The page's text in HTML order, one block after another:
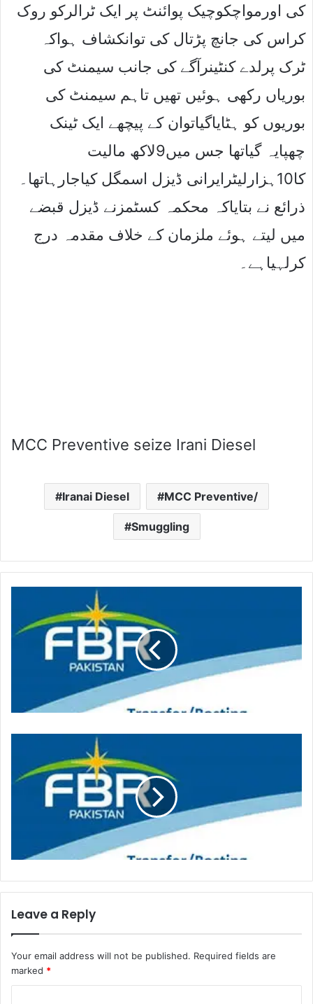
کی اورمواچکوچیک پوائنٹ پر ایک ٹرالرکو روک
کراس کی جانچ پڑتال کی توانکشاف ہواکہ
ٹرک پرلدے کنٹینرآگے کی جانب سیمنٹ کی
بوریاں رکھی ہوئیں تھیں تاہم سیمنٹ کی
بوریوں کو ہٹایاگیاتوان کے پیچھے ایک ٹینک
چھپایہ گیاتھا جس میں9لاکھ مالیت
کا10ہزارلیٹرایرانی ڈیزل اسمگل کیاجارہاتھا۔
ذرائع نے بتایاکہ محکمہ کسٹمزنے ڈیزل قبضے
میں لیتے ہوئے ملزمان کے خلاف مقدمہ درج
کرلہیاہے۔
MCC Preventive seize Irani Diesel
Iranai Diesel MCC Preventive/
Smuggling
Leave a Reply
Your email address will not be published. Required fields are
marked *